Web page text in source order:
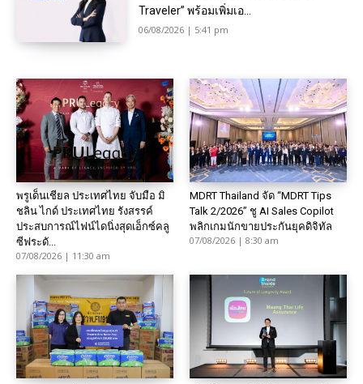
Traveler” พร้อมเพิ่มเอ...
06/08/2026 | 5:41 pm
พรูเด็นเชียล ประเทศไทย จับมือ มิ
ชลิน ไกด์ ประเทศไทย รังสรรค์
ประสบการณ์ไฟน์ไดนิ่งสุดเอ็กซ์คลู
ซีฟระดั...
07/08/2026 | 11:30 am
MDRT Thailand จัด “MDRT Tips
Talk 2/2026” ชู AI Sales Copilot
พลิกเกมนักขายประกันยุคดิจิทัล
07/08/2026 | 8:30 am